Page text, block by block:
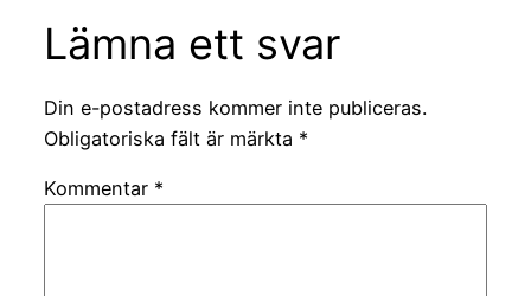
Lämna ett svar
Din e-postadress kommer inte publiceras.
Obligatoriska fält är märkta *
Kommentar *